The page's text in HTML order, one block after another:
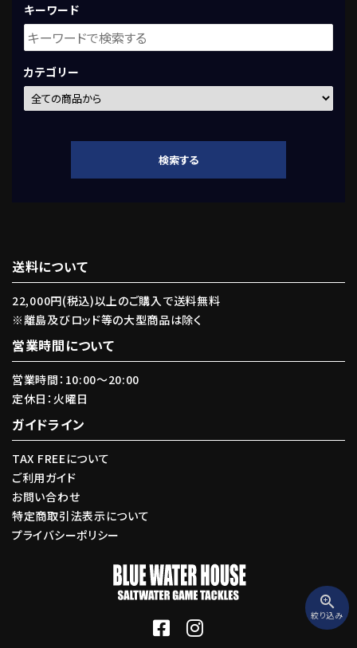
キーワード
カテゴリー
検索する
zoom_in
絞り込み
キーワード
カテゴリー
送料について
22,000円(税込)以上のご購入で送料無料
※離島及びロッド等の大型商品は除く
営業時間について
営業時間：10:00〜20:00
定休日：火曜日
ガイドライン
TAX FREEについて
ご利用ガイド
お問い合わせ
特定商取引法表示について
プライバシーポリシー